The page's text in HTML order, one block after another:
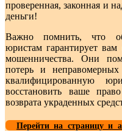
проверенная, законная и
деньги!
Важно помнить, что
юристам гарантирует
мошенничества. Они
потерь и
квалифицированную
восстановить ваше
возврата украденных
Перейти на страницу и